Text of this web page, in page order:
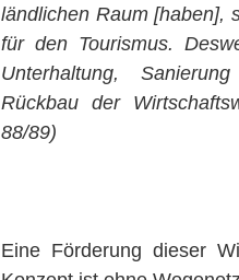
ländlichen Raum [haben],
für den Tourismus.
Unterhaltung,
Rückbau der
88/89)
Eine Förderung dieser